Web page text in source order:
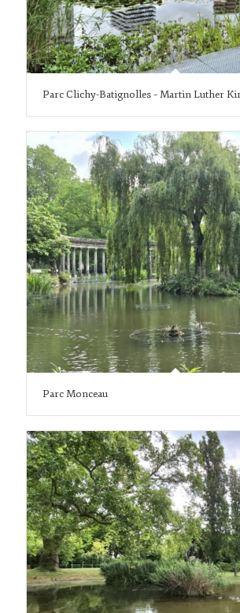
Parc Clichy-Batignolles – Martin Luther
Parc Monceau